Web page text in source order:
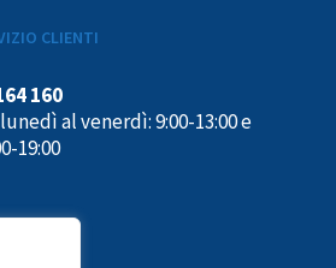
CLIENTI
160
al venerdì: 9:00-13:00 e
19:00